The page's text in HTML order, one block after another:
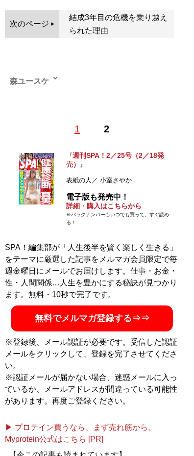
次のページ
結成3年目の危機を乗り越え
られた理由
1 2
森ユースケ
『週刊SPA！2／25号（2／18発
売） 』
表紙の人／ 小室さやか
電子版も発売中！
詳細・購入はこちらから
※バックナンバーもいつでも買って、すぐ読め
る！
SPA！編集部が「人生後半を賢く楽しく生きる」
をテーマに厳選した記事をメルマガ会員限定で毎
週金曜日にメールでお届けします。仕事・お金・
性・人間関係…人生を豊かにする秘訣が見つかり
ます。無料・10秒で完了です。
無料でメルマガ登録する⇒⇒
※登録後、メール認証が必要です。受信した認証
メールをクリックして、登録を完了させてくださ
い。
※認証メールが届かない場合、迷惑メールに入っ
ているか、メールアドレスが間違っている可能性
があります。再度ご登録ください。
▶ プロテイン買うなら、まず売れ筋から。
Myprotein公式はこちら [PR]